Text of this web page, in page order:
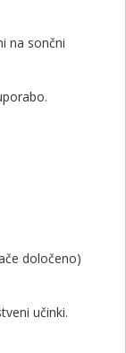
na sončni
določeno)
učinki.